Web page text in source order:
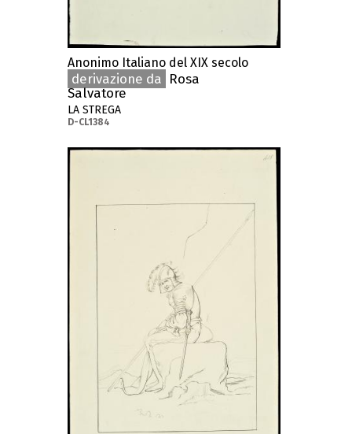
Anonimo Italiano del XIX secolo
derivazione da Rosa
Salvatore
LA STREGA
D-CL1384